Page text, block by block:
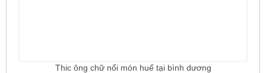
Thic ông chữ nổi món huế tại bình dương